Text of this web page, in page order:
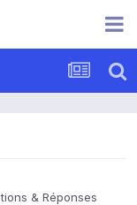
& Réponses